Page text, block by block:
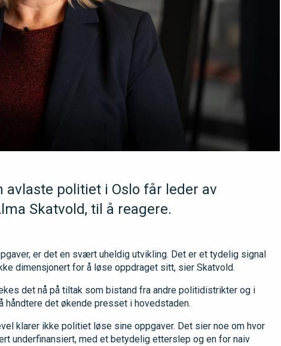
avlaste politiet i Oslo får leder av
Skatvold, til å reagere.
er det en svært uheldig utvikling. Det er et tydelig signal
dimensjonert for å løse oppdraget sitt, sier Skatvold.
det nå på tiltak som bistand fra andre politidistrikter og i
det økende presset i hovedstaden.
klarer ikke politiet løse sine oppgaver. Det sier noe om hvor
underfinansiert, med et betydelig etterslep og en for naiv